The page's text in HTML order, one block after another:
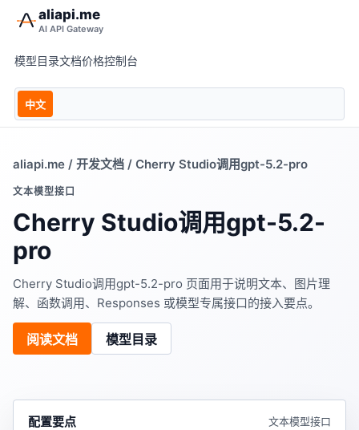
aliapi.me
AI API Gateway
模型目录文档价格控制台
中文
aliapi.me / 开发文档 / Cherry Studio调用gpt-5.2-pro
文本模型接口
Cherry Studio调用gpt-5.2-
pro
Cherry Studio调用gpt-5.2-pro 页面用于说明文本、图片理
解、函数调用、Responses 或模型专属接口的接入要点。
阅读文档 模型目录
配置要点 文本模型接口